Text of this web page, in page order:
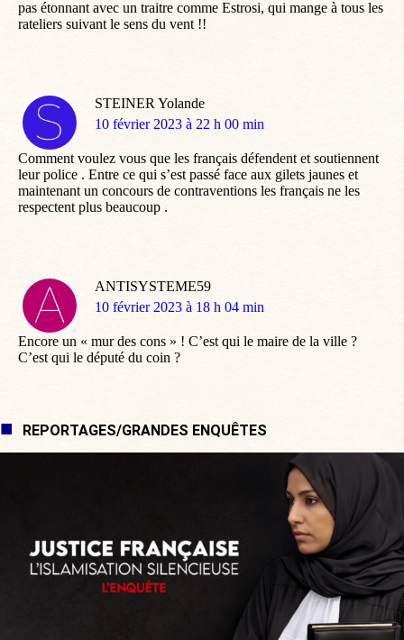
pas étonnant avec un traitre comme Estrosi, qui mange à tous les
rateliers suivant le sens du vent !!
STEINER Yolande
dit
10 février 2023 à 22 h 00 min
Comment voulez vous que les français défendent et soutiennent
leur police . Entre ce qui s’est passé face aux gilets jaunes et
maintenant un concours de contraventions les français ne les
respectent plus beaucoup .
ANTISYSTEME59
dit
10 février 2023 à 18 h 04 min
Encore un « mur des cons » ! C’est qui le maire de la ville ?
C’est qui le député du coin ?
REPORTAGES/GRANDES ENQUÊTES